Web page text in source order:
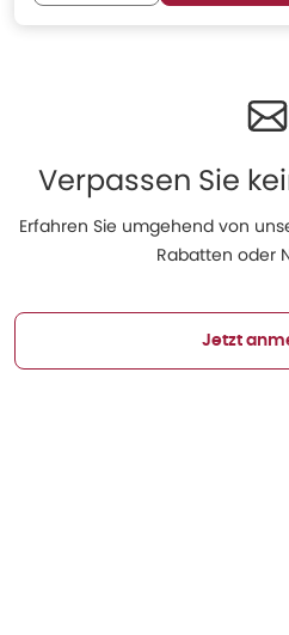
Verpassen Sie
Erfahren Sie umgehend von
Rabatten oder
Jetzt